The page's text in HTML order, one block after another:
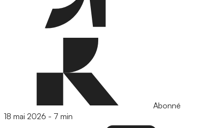
Abonné
18 mai 2026 - 7 min